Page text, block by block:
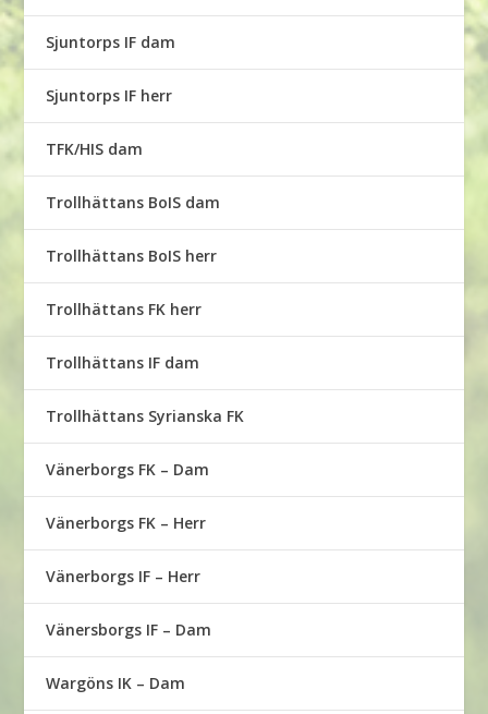
Sjuntorps IF dam
Sjuntorps IF herr
TFK/HIS dam
Trollhättans BoIS dam
Trollhättans BoIS herr
Trollhättans FK herr
Trollhättans IF dam
Trollhättans Syrianska FK
Vänerborgs FK – Dam
Vänerborgs FK – Herr
Vänerborgs IF – Herr
Vänersborgs IF – Dam
Wargöns IK – Dam